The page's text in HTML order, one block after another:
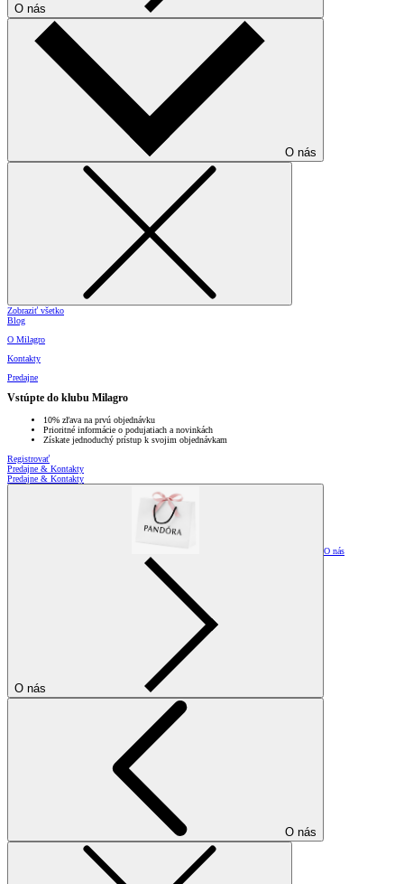
O nás
O nás
Zobraziť všetko
Blog
O Milagro
Kontakty
Predajne
Vstúpte do klubu Milagro
10% zľava na prvú objednávku
Prioritné informácie o podujatiach a novinkách
Získate jednoduchý prístup k svojim objednávkam
Registrovať
Predajne & Kontakty
Predajne & Kontakty
O nás
O nás
O nás